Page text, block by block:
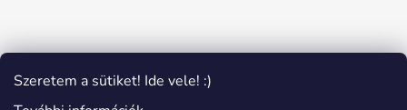
Szeretem a sütiket! Ide vele! :)